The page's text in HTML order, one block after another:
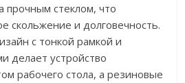
прочным стеклом, что
скольжение и долговечность.
с тонкой рамкой и
делает устройство
рабочего стола, а резиновые